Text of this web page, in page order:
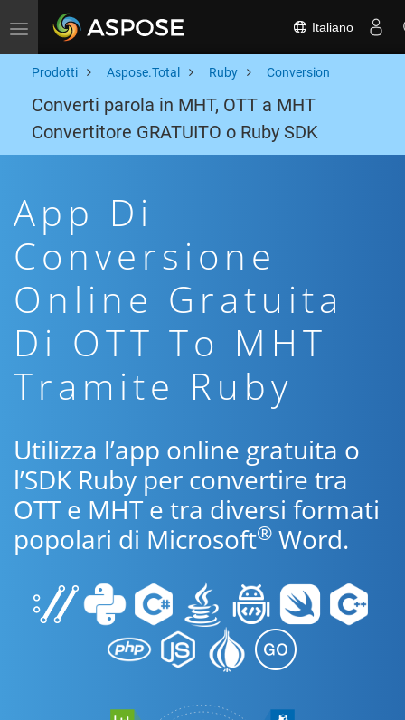
Toggle navigation Italiano
Prodotti Aspose.Total Ruby Conversion
Converti parola in MHT, OTT a MHT
Convertitore GRATUITO o Ruby SDK
App Di
Conversione
Online Gratuita
Di OTT To MHT
Tramite Ruby
Utilizza l’app online gratuita o
l’SDK Ruby per convertire tra
OTT e MHT e tra diversi formati
popolari di Microsoft® Word.